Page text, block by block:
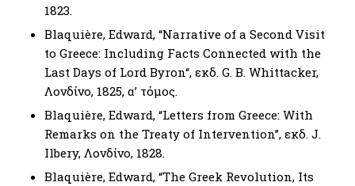
1823.
Blaquière, Edward, “Narrative of a Second Visit
to Greece: Including Facts Connected with the
Last Days of Lord Byron“, εκδ. G. B. Whittacker,
Λονδίνο, 1825, α’ τόμος.
Blaquière, Edward, “Letters from Greece: With
Remarks on the Treaty of Intervention’’, εκδ. J.
Ilbery, Λονδίνο, 1828.
Blaquière, Edward, “The Greek Revolution, Its